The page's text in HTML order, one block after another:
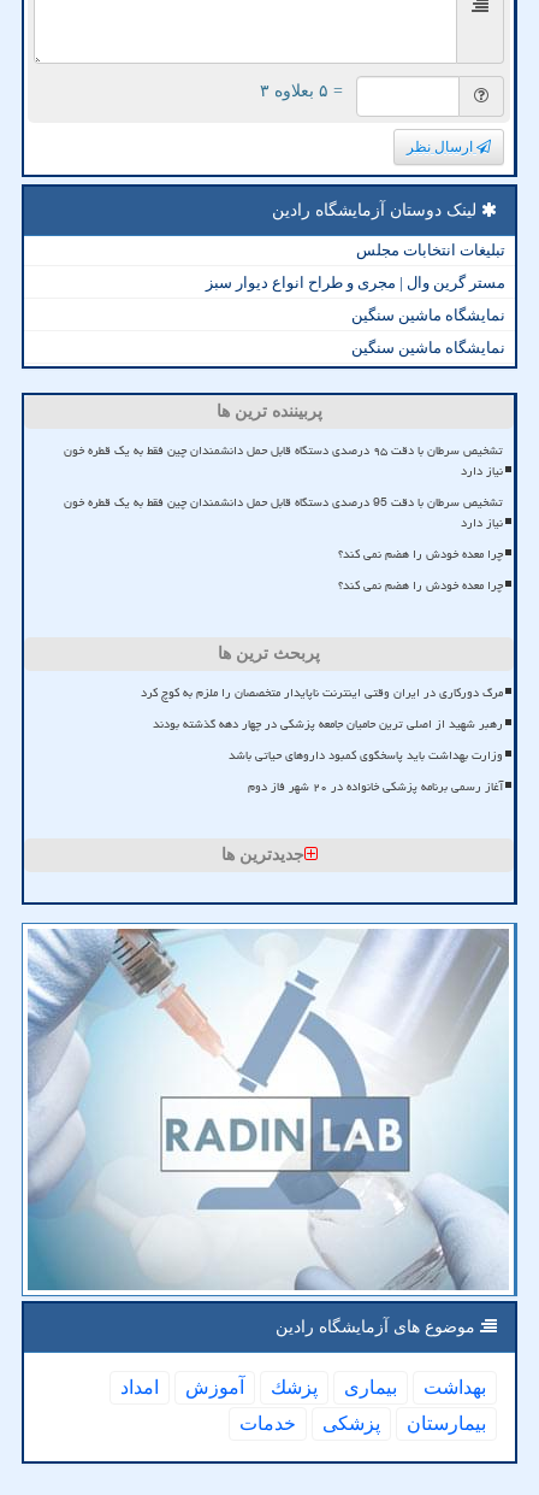
= ۵ بعلاوه ۳
ارسال نظر
لینک دوستان آزمایشگاه رادین
تبلیغات انتخابات مجلس
مستر گرین وال | مجری و طراح انواع دیوار سبز
نمایشگاه ماشین سنگین
نمایشگاه ماشین سنگین
پربیننده ترین ها
تشخیص سرطان با دقت ۹۵ درصدی دستگاه قابل حمل دانشمندان چین فقط به یک قطره خون
نیاز دارد
تشخیص سرطان با دقت 95 درصدی دستگاه قابل حمل دانشمندان چین فقط به یک قطره خون
نیاز دارد
چرا معده خودش را هضم نمی کند؟
چرا معده خودش را هضم نمی کند؟
پربحث ترین ها
مرگ دورکاری در ایران وقتی اینترنت ناپایدار متخصصان را ملزم به کوچ کرد
رهبر شهید از اصلی ترین حامیان جامعه پزشکی در چهار دهه گذشته بودند
وزارت بهداشت باید پاسخگوی کمبود داروهای حیاتی باشد
آغاز رسمی برنامه پزشکی خانواده در ۲۰ شهر فاز دوم
جدیدترین ها
موضوع های آزمایشگاه رادین
بهداشت بیماری پزشك آموزش
امداد
بیمارستان
پزشكی خدمات